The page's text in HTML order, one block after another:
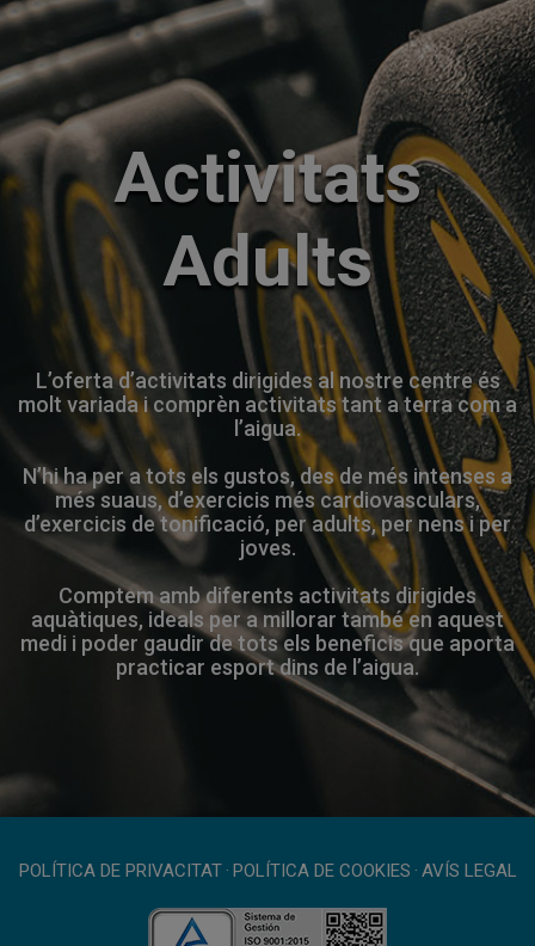
Activitats
Adults
L’oferta d’activitats dirigides al nostre centre és
molt variada i comprèn activitats tant a terra com a
l’aigua.
N’hi ha per a tots els gustos, des de més intenses a
més suaus, d’exercicis més cardiovasculars,
d’exercicis de tonificació, per adults, per nens i per
joves.
Comptem amb diferents activitats dirigides
aquàtiques, ideals per a millorar també en aquest
medi i poder gaudir de tots els beneficis que aporta
practicar esport dins de l’aigua.
POLÍTICA DE PRIVACITAT · POLÍTICA DE COOKIES · AVÍS LEGAL